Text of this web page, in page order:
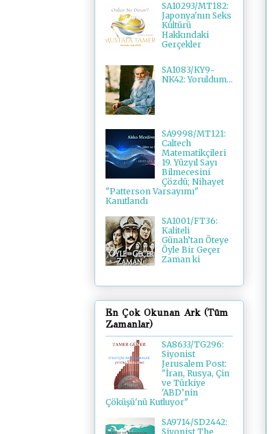
SA10293/MT182:
Japonya'nın Seks
Kültürü
Hakkındaki
Gerçekler
SA1083/KY9-
NK42: Yoruldum...
SA9998/MT121:
Caltech
Matematikçileri
19. Yüzyıl Sayı
Bilmecesini
Çözdü; Nihayet
"Patterson Varsayımı"
Kanıtlandı
SA1001/FT36:
Kaliteli
Günah’tan Öteye
Öyle Bir Geçer
Zaman ki
En Çok Okunan Ark (Tüm
Zamanlar)
SA8633/TG296:
Siyonist
Jerusalem Post:
"İran, Rusya, Çin
ve Türkiye
'ABD’nin
Çöküşü'nü Kutluyor"
SA9714/SD2442:
Siyonist The